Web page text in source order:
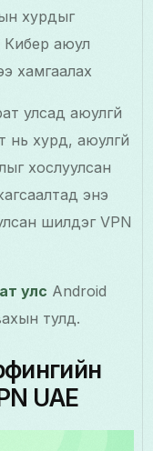
хурдыг
Кибер аюул
хамгаалах
улсад аюулгүй
хурд, аюулгүй
хослуулсан
энэ
шилдэг VPN
улс Android
тулд.
UAE